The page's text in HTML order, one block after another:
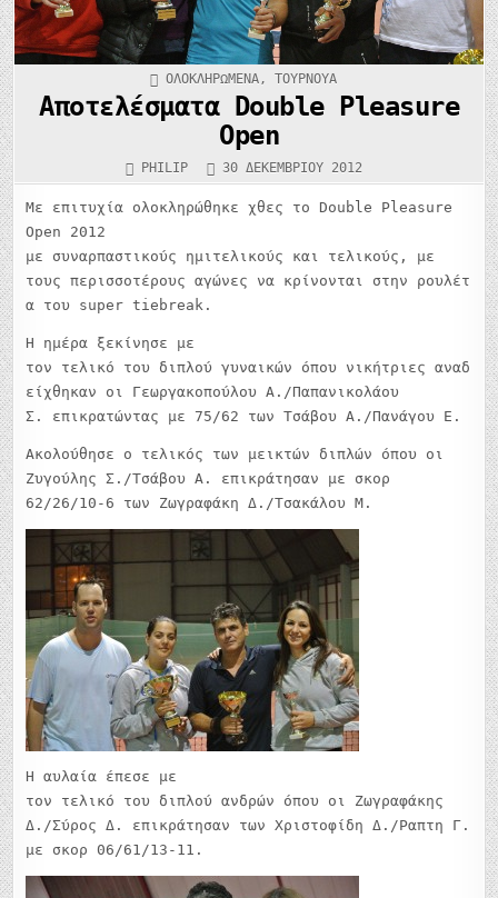
ΚΑΤΑΧΩΡΉΘΗΚΕ
ΟΛΟΚΛΗΡΩΜΈΝΑ, ΤΟΥΡΝΟΥΆ
Αποτελέσματα Double Pleasure
Open
PHILIP 30 ΔΕΚΕΜΒΡΊΟΥ 2012
Με επιτυχία ολοκληρώθηκε χθες το Double Pleasure
Open 2012
με συναρπαστικούς ημιτελικούς και τελικούς, με
τους περισσοτέρους αγώνες να κρίνονται στην ρουλέτ
α του super tiebreak.
Η ημέρα ξεκίνησε με
τον τελικό του διπλού γυναικών όπου νικήτριες αναδ
είχθηκαν οι Γεωργακοπούλου Α./Παπανικολάου
Σ. επικρατώντας με 75/62 των Τσάβου Α./Πανάγου Ε.
Ακολούθησε ο τελικός των μεικτών διπλών όπου οι
Ζυγούλης Σ./Τσάβου Α. επικράτησαν με σκορ
62/26/10-6 των Ζωγραφάκη Δ./Τσακάλου Μ.
Η αυλαία έπεσε με
τον τελικό του διπλού ανδρών όπου οι Ζωγραφάκης
Δ./Σύρος Δ. επικράτησαν των Χριστοφίδη Δ./Ραπτη Γ.
με σκορ 06/61/13-11.